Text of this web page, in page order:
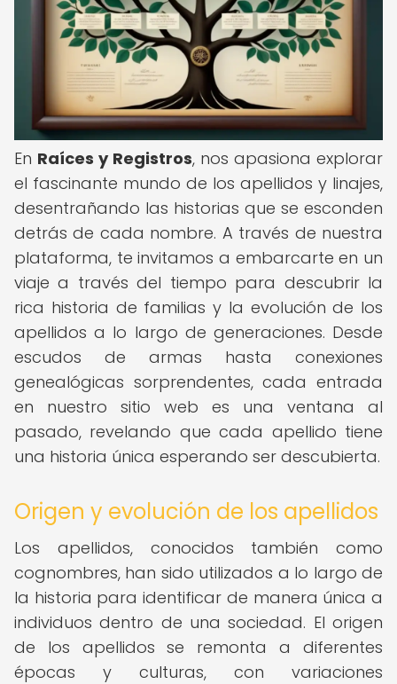
En Raíces y Registros, nos apasiona explorar
el fascinante mundo de los apellidos y linajes,
desentrañando las historias que se esconden
detrás de cada nombre. A través de nuestra
plataforma, te invitamos a embarcarte en un
viaje a través del tiempo para descubrir la
rica historia de familias y la evolución de los
apellidos a lo largo de generaciones. Desde
escudos de armas hasta conexiones
genealógicas sorprendentes, cada entrada
en nuestro sitio web es una ventana al
pasado, revelando que cada apellido tiene
una historia única esperando ser descubierta.
Origen y evolución de los apellidos
Los apellidos, conocidos también como
cognombres, han sido utilizados a lo largo de
la historia para identificar de manera única a
individuos dentro de una sociedad. El origen
de los apellidos se remonta a diferentes
épocas y culturas, con variaciones